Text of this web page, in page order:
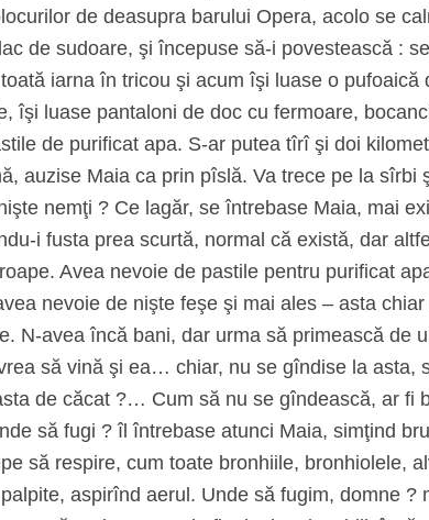
de deasupra barului Opera, acolo se
de sudoare, şi începuse să-i povestească :
iarna în tricou şi acum îşi luase o pufoaică
îşi luase pantaloni de doc cu fermoare,
de purificat apa. S-ar putea tîrî şi doi
auzise Maia ca prin pîslă. Va trece pe la sîrbi
nemţi ? Ce lagăr, se întrebase Maia, mai
i fusta prea scurtă, normal că există, dar
Avea nevoie de pastile pentru purificat
nevoie de nişte feşe şi mai ales – asta
N-avea încă bani, dar urma să primească de
să vină şi ea… chiar, nu se gîndise la asta,
de căcat ?… Cum să nu se gîndească, ar fi
să fugi ? îl întrebase atunci Maia, simţind
să respire, cum toate bronhiile, bronhiolele,
aspirînd aerul. Unde să fugim, domne ?